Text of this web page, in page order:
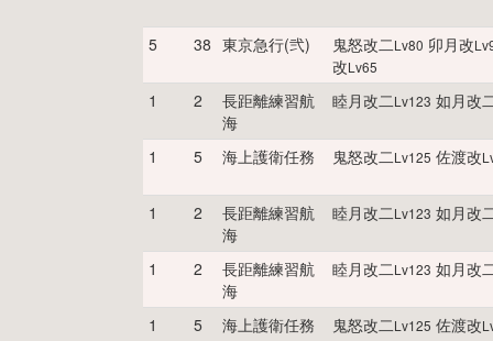
5 38 東京急行(弐) 鬼怒改二Lv80 卯月改Lv
改Lv65
1 2
長距離練習航
海
睦月改二Lv123 如月改
1 5 海上護衛任務 鬼怒改二Lv125 佐渡改
1 2
長距離練習航
海
睦月改二Lv123 如月改
1 2
長距離練習航
海
睦月改二Lv123 如月改
1 5 海上護衛任務 鬼怒改二Lv125 佐渡改